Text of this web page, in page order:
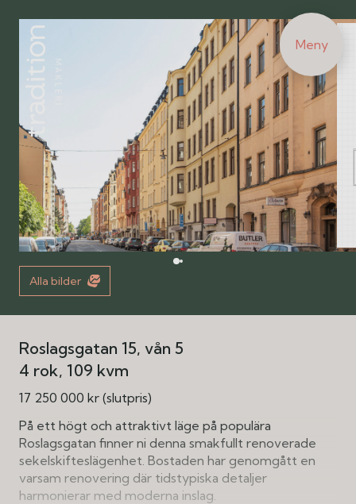
Meny
Alla bilder
Roslagsgatan 15, vån 5
4 rok 109 kvm
17 250 000 kr (slutpris)
På ett högt och attraktivt läge på populära
Roslagsgatan finner ni denna smakfullt renoverade
sekelskifteslägenhet. Bostaden har genomgått en
varsam renovering där tidstypiska detaljer
harmonierar med moderna inslag.